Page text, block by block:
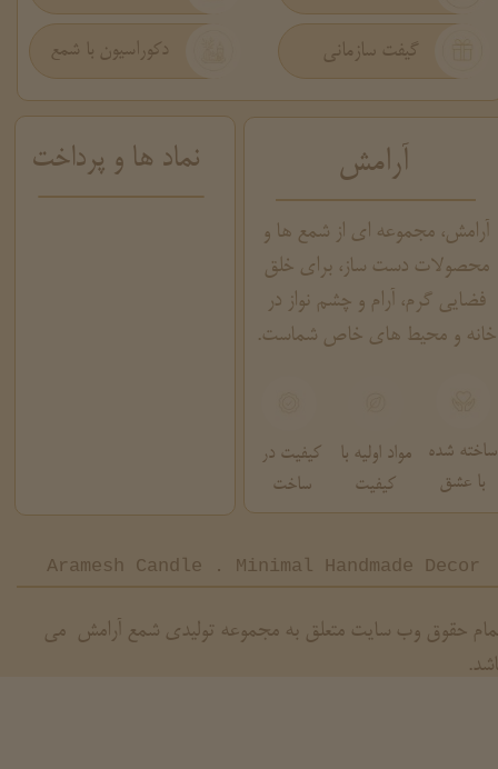
حقوق وب سایت متعلق به مجموعه تولیدی شمع آرامش می
گیفت سازمانی دکوراسیون با شمع
نماد ها و پرداخت آرامش
آرامش، مجموعه ای از شمع ها و
محصولات دست ساز، برای خلق
فضایی گرم، آرام و چشم نواز در
خانه و محیط های خاص شماست.
ساخته شده
با عشق
مواد اولیه با
کیفیت
کیفیت در
ساخت
Aramesh Candle . Minimal Handmade Decor